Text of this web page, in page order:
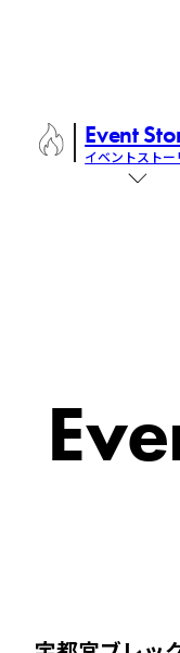
Event
イベントストー